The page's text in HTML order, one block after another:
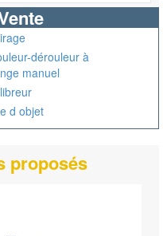
dérouleur à
manuel
d objet
proposés